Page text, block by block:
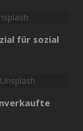
für sozial